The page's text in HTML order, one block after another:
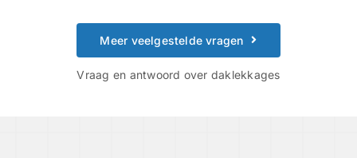
Meer veelgestelde vragen
Vraag en antwoord over daklekkages